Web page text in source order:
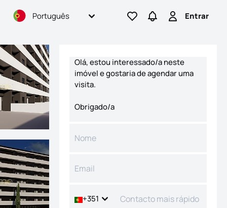
Português Ir para os favoritos
Ir para pesquisas
Entrar
Entrar
+351